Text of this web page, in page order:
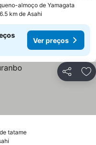
almoço de Yamagata
km de Asahi
Ver preços
Partilhar
tatame